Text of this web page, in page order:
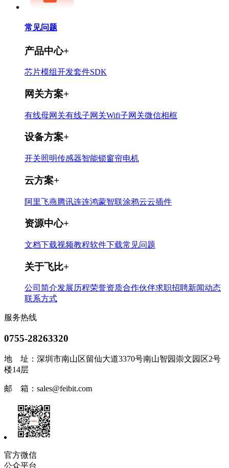
常见问题
产品中心+
芯片模组开发套件SDK
网关方案+
有线母网关有线子网关Wifi子网关微信相框
设备方案+
开关照明传感器智能锁窗帘电机
云方案+
阿里飞燕腾讯连连鸿蒙智联涂鸦云云插件
资源中心+
文档下载视频教程软件下载常见问题
关于飞比+
公司简介发展历程荣誉资质合作伙伴求职招聘新闻动态
联系方式
服务热线
0755-28263320
地 址： 深圳市南山区留仙大道3370号南山智园崇文园区2号
楼14层
邮 箱： sales@feibit.com
官方微信
公众平台